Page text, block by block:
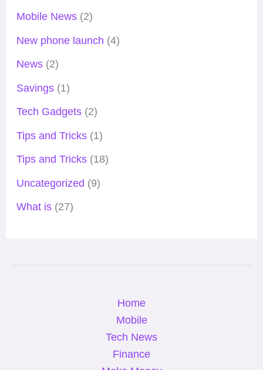
Mobile News(2)
New phone launch (4)
News(2)
Savings(1)
Tech Gadgets(2)
Tips and Tricks(1)
Tips and Tricks(18)
Uncategorized (9)
What is(27)
Home
Mobile
Tech News
Finance